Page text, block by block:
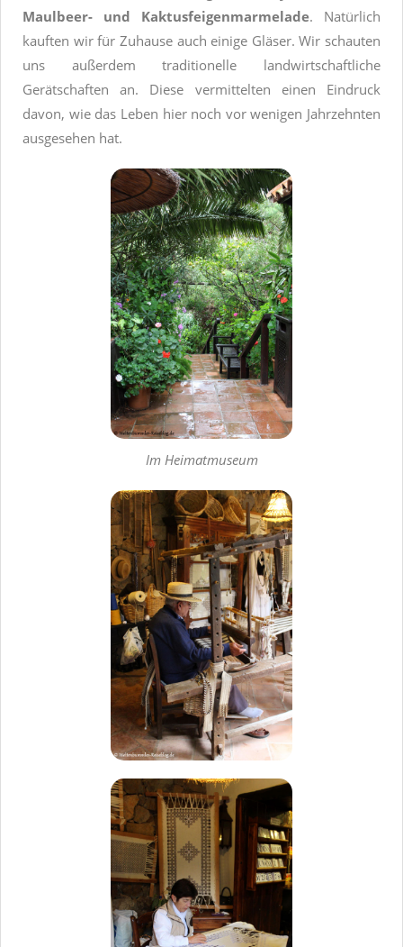
Maulbeer- und Kaktusfeigenmarmelade. Natürlich
kauften wir für Zuhause auch einige Gläser. Wir schauten
uns außerdem traditionelle landwirtschaftliche
Gerätschaften an. Diese vermittelten einen Eindruck
davon, wie das Leben hier noch vor wenigen Jahrzehnten
ausgesehen hat.
Im Heimatmuseum